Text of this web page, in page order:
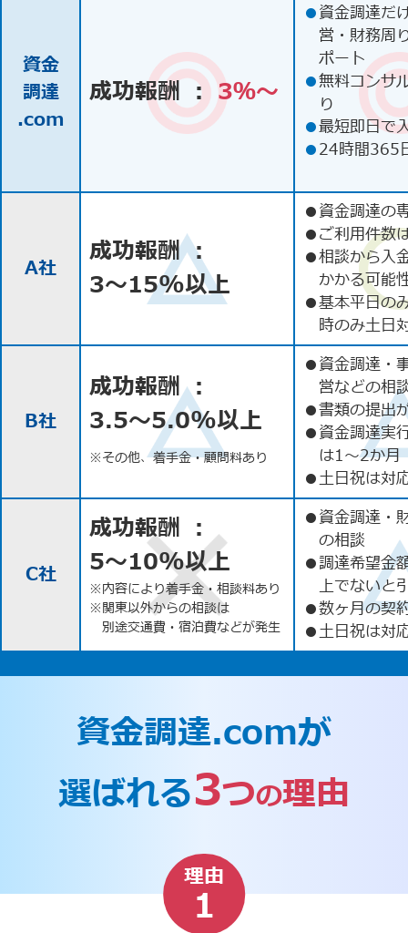
資金
調達
.com
成功報酬 ： 3％〜
●資金調達だ
営・財務周
ポート
●無料コンサ
り
●最短即日で
●24時間365
A社
成功報酬 ：
3〜15%以上
●資金調達の
●ご利用件数
●相談から入
かかる可能
●基本平日の
時のみ土日
B社
成功報酬 ：
3.5〜5.0%以上
※その他、着手金・顧問料あり
●資金調達・
営などの相
●書類の提出
●資金調達実
は1〜2か月
●土日祝は対
C社
成功報酬 ：
5〜10%以上
※内容により着手金・相談料あり
※関東以外からの相談は
別途交通費・宿泊費などが発生
●資金調達・
の相談
●調達希望金
上でないと
●数ヶ月の契
●土日祝は対
資金調達.comが
選ばれる3つの理由
理由
1